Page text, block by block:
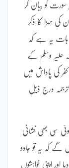
کو بیان کر
کی سزا کا ذکر
یہ ہے کہ
علیہ وسلم کے
کی پاداش میں
درج ذیل
سی بھی نشانی
کہ یہ تو جادو
اور اپنی خواہشوں